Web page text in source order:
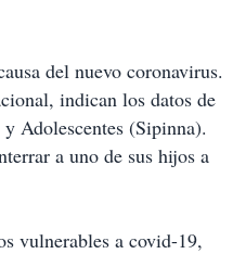
del nuevo coronavirus.
indican los datos de
Adolescentes (Sipinna).
a uno de sus hijos a
vulnerables a covid-19,